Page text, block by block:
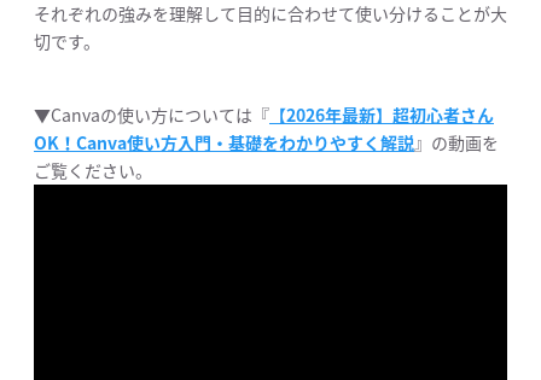
それぞれの強みを理解して目的に合わせて使い分けることが大
切です。
▼Canvaの使い方については『 【2026年最新】超初心者さん
OK！Canva使い方入門・基礎をわかりやすく解説』の動画を
ご覧ください。